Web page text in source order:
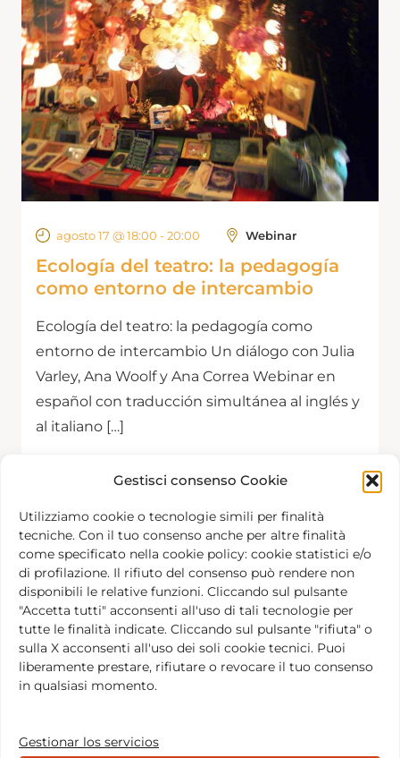
Gestisci consenso Cookie
Utilizziamo cookie o tecnologie simili per finalità
tecniche. Con il tuo consenso anche per altre finalità
come specificato nella cookie policy: cookie statistici e/o
di profilazione. Il rifiuto del consenso può rendere non
disponibili le relative funzioni. Cliccando sul pulsante
"Accetta tutti" acconsenti all'uso di tali tecnologie per
tutte le finalità indicate. Cliccando sul pulsante "rifiuta" o
sulla X acconsenti all'uso dei soli cookie tecnici. Puoi
liberamente prestare, rifiutare o revocare il tuo consenso
in qualsiasi momento.
Gestionar los servicios
Ecología del teatro: la pedagogía
como entorno de intercambio
agosto 17 @ 18:00 -20:00 Webinar
Ecología del teatro: la pedagogía como
entorno de intercambio Un diálogo con Julia
Varley, Ana Woolf y Ana Correa Webinar en
español con traducción simultánea al inglés y
al italiano […]
PreviousEventos Hoy
Next
Subscribe to calendar